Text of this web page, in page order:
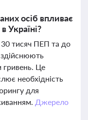
осіб впливає
Україні?
30 тисяч ПЕП та до
здійснюють
гривень. Це
необхідність
для
Джерело